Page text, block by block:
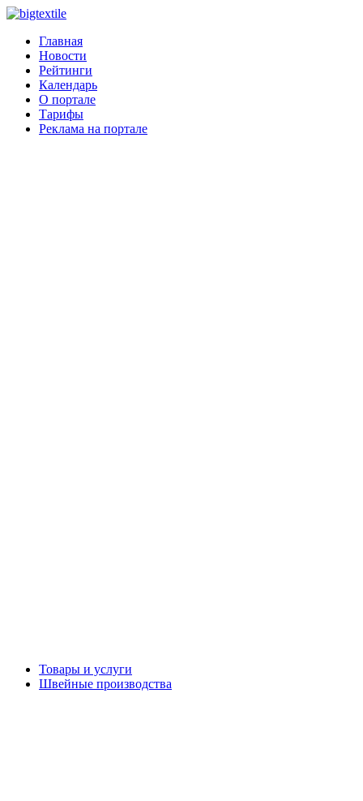
Главная
Новости
Рейтинги
Календарь
О портале
Тарифы
Реклама на портале
Товары и услуги
Швейные производства